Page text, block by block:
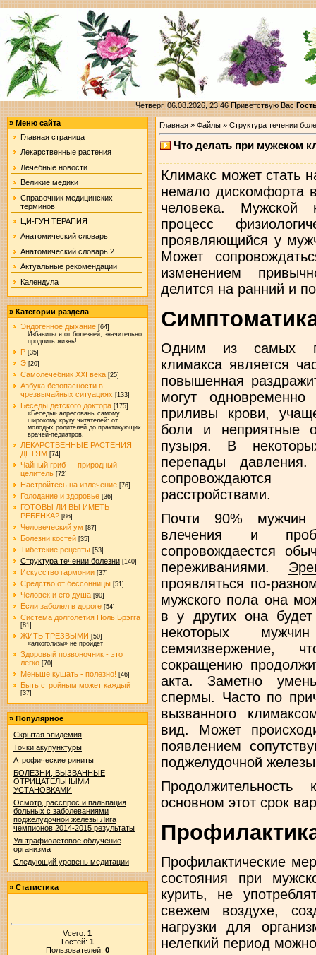
Четверг, 06.08.2026, 23:46Приветствую Вас
» Меню сайта
Главная страница
Лекарственные растения
Лечебные новости
Великие медики
Справочник медицинских
терминов
ЦИ-ГУН ТЕРАПИЯ
Анатомический словарь
Анатомический словарь 2
Актуальные рекомендации
Календула
» Категории раздела
Эндогенное дыхание [64]
Избавиться от болезней, значительно
продлить жизнь!
Р [35]
Э [20]
Самолечебник XXI века [25]
Азбука безопасности в
чрезвычайных ситуациях [133]
Беседы детского доктора [175]
«Беседы» адресованы самому
широкому кругу читателей: от
молодых родителей до практикующих
врачей-педиатров.
ЛЕКАРСТВЕННЫЕ РАСТЕНИЯ
ДЕТЯМ [74]
Чайный гриб — природный
целитель [72]
Настройтесь на излечение [76]
Голодание и здоровье [36]
ГОТОВЫ ЛИ ВЫ ИМЕТЬ
РЕБЕНКА? [86]
Человеческий ум [87]
Болезни костей [35]
Тибетские рецепты [53]
Структура течении болезни [140]
Искусство гармонии [37]
Средство от бессонницы [51]
Человек и его душа [90]
Если заболел в дороге [54]
Система долголетия Поль Брэгга
[81]
ЖИТЬ ТРЕЗВЫМИ [50]
«алкоголизм» не пройдет
Здоровый позвоночник - это
легко [70]
Меньше кушать - полезно! [46]
Быть стройным может каждый
[37]
» Популярное
Скрытая эпидемия
Точки акупунктуры
Атрофические риниты
БОЛЕЗНИ, ВЫЗВАННЫЕ
ОТРИЦАТЕЛЬНЫМИ
УСТАНОВКАМИ
Осмотр, расспрос и пальпация
больных с заболеваниями
поджелудочной железы Лига
чемпионов 2014-2015 результаты
Ультрафиолетовое облучение
организма
Следующий уровень медитации
» Статистика
Vсего:1
Гостей: 1
Пользователей: 0
Главная» Файлы» Структура течении
Что делать при мужском
Климакс может стать
немало дискомфорта
человека. Мужской
процесс
проявляющийся у
Может
изменением
делится на ранний и
Одним из самых
климакса является
повышенная
могут
приливы крови,
боли и неприятные
пузыря. В
перепады
сопровождаются
расстройствами.
Почти 90% мужчин
влечения и
сопровождаестся
переживаниями.
проявляться по-
мужского пола она
в у других она
некоторых
семяизвержение,
сокращению
акта. Заметно
спермы. Часто по
вызванного
вид. Может
появлением
поджелудочной
основном этот срок
Профилактические
состояния при
курить, не
свежем воздухе,
нагрузки для
нелегкий период